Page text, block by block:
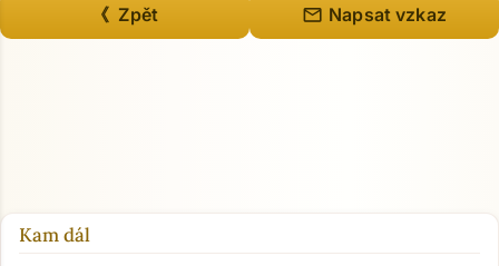
《 Zpět mail Napsat vzkaz
Kam dál